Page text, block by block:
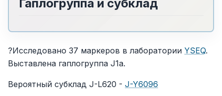
Гаплогруппа и субклад
?Исследовано 37 маркеров в лаборатории YSEQ.
Выставлена гаплогруппа J1a.
Вероятный субклад J-L620 - J-Y6096